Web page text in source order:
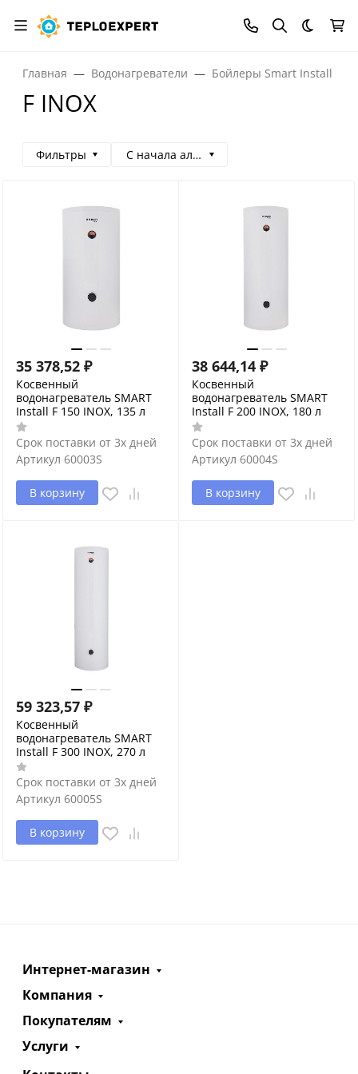
Темная
Главная Водонагреватели Бойлеры Smart Install
F INOX
Фильтры С начала алфавита
35 378,52 ₽
Косвенный
водонагреватель SMART
Install F 150 INOX, 135 л
Срок поставки от 3х дней
Артикул 60003S
В корзину
38 644,14 ₽
Косвенный
водонагреватель SMART
Install F 200 INOX, 180 л
Срок поставки от 3х дней
Артикул 60004S
В корзину
59 323,57 ₽
Косвенный
водонагреватель SMART
Install F 300 INOX, 270 л
Срок поставки от 3х дней
Артикул 60005S
В корзину
Интернет-магазин
Компания
Покупателям
Услуги